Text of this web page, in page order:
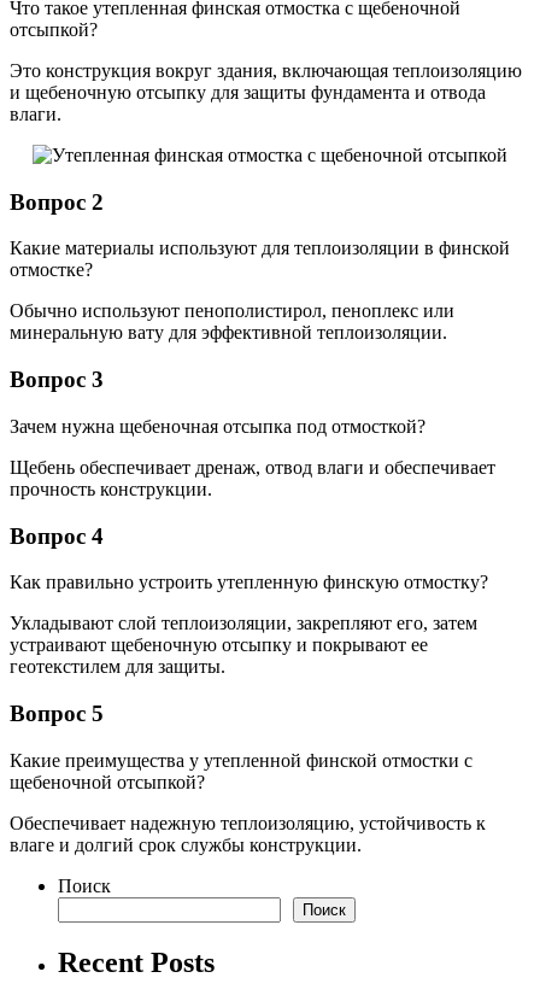
Что такое утепленная финская отмостка с щебеночной
отсыпкой?
Это конструкция вокруг здания, включающая теплоизоляцию
и щебеночную отсыпку для защиты фундамента и отвода
влаги.
Вопрос 2
Какие материалы используют для теплоизоляции в финской
отмостке?
Обычно используют пенополистирол, пеноплекс или
минеральную вату для эффективной теплоизоляции.
Вопрос 3
Зачем нужна щебеночная отсыпка под отмосткой?
Щебень обеспечивает дренаж, отвод влаги и обеспечивает
прочность конструкции.
Вопрос 4
Как правильно устроить утепленную финскую отмостку?
Укладывают слой теплоизоляции, закрепляют его, затем
устраивают щебеночную отсыпку и покрывают ее
геотекстилем для защиты.
Вопрос 5
Какие преимущества у утепленной финской отмостки с
щебеночной отсыпкой?
Обеспечивает надежную теплоизоляцию, устойчивость к
влаге и долгий срок службы конструкции.
Поиск
Поиск
Recent Posts